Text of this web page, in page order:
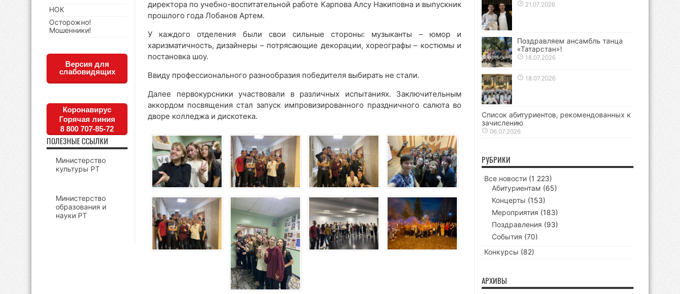
директора по учебно-воспитательной работе Карпова Алсу Накиповна и выпускник
прошлого года Лобанов Артем.
У каждого отделения были свои сильные стороны: музыканты – юмор и
харизматичность, дизайнеры – потрясающие декорации, хореографы – костюмы и
постановка шоу.
Ввиду профессионального разнообразия победителя выбирать не стали.
Далее первокурсники участвовали в различных испытаниях. Заключительным
аккордом посвящения стал запуск импровизированного праздничного салюта во
дворе колледжа и дискотека.
НОК
Осторожно!
Мошенники!
Версия для
слабовидящих
Коронавирус
Горячая линия
8 800 707-85-72
ПОЛЕЗНЫЕ ССЫЛКИ
Министерство
культуры РТ
Министерство
образования и
науки РТ
21.07.2026
Поздравляем ансамбль танца
«Татарстан»!
18.07.2026
18.07.2026
Список абитуриентов, рекомендованных к
зачислению
06.07.2026
РУБРИКИ
Все новости (1 223)
Абитуриентам (65)
Концерты (153)
Мероприятия (183)
Поздравления (93)
События (70)
Конкурсы (82)
АРХИВЫ